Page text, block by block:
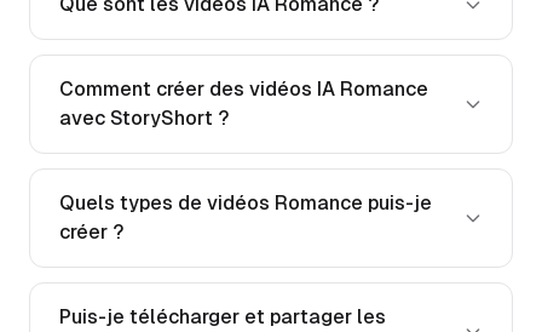
Comment créer des vidéos IA Romance
avec StoryShort ?
Quels types de vidéos Romance puis-je
créer ?
Puis-je télécharger et partager les